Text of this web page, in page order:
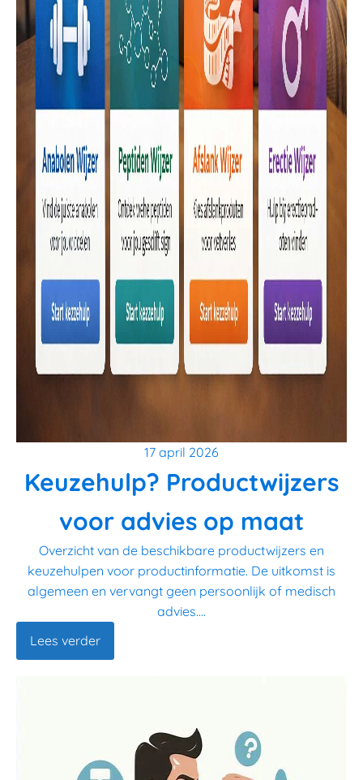
17 april 2026
Keuzehulp? Productwijzers
voor advies op maat
Overzicht van de beschikbare productwijzers en
keuzehulpen voor productinformatie. De uitkomst is
algemeen en vervangt geen persoonlijk of medisch
advies....
Lees verder